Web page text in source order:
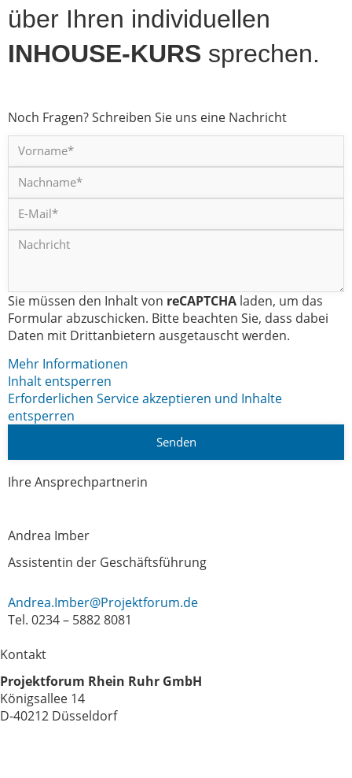
über Ihren individuellen
INHOUSE-KURS sprechen.
Noch Fragen? Schreiben Sie uns eine Nachricht
Sie müssen den Inhalt von reCAPTCHA laden, um das
Formular abzuschicken. Bitte beachten Sie, dass dabei
Daten mit Drittanbietern ausgetauscht werden.
Mehr Informationen
Inhalt entsperren
Erforderlichen Service akzeptieren und Inhalte
entsperren
Senden
Ihre Ansprechpartnerin
Andrea Imber
Assistentin der Geschäftsführung
Andrea.Imber@Projektforum.de
Tel. 0234 – 5882 8081
Kontakt
Projektforum Rhein Ruhr GmbH
Königsallee 14
D-40212 Düsseldorf